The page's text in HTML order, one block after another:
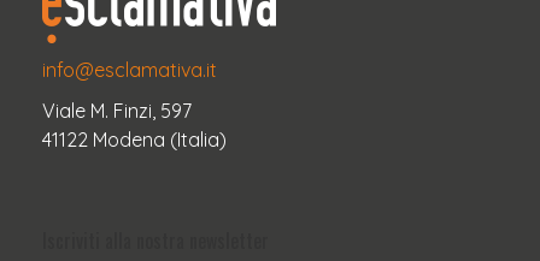
info@esclamativa.it
Viale M. Finzi, 597
41122 Modena (Italia)